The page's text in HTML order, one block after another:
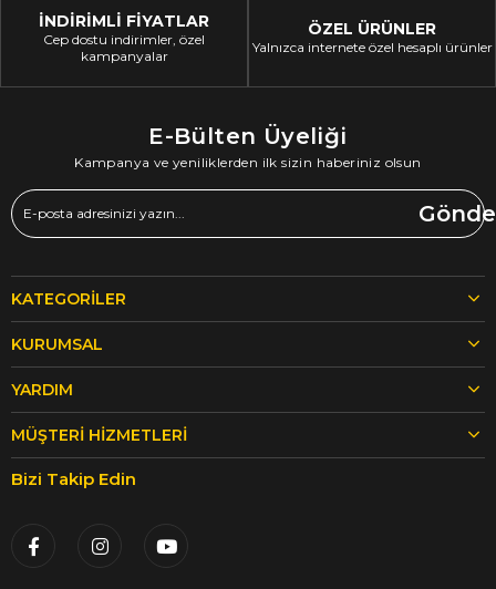
İNDİRİMLİ FİYATLAR
Cep dostu indirimler, özel
kampanyalar
ÖZEL ÜRÜNLER
Yalnızca internete özel hesaplı ürünler
E-Bülten Üyeliği
Kampanya ve yeniliklerden ilk sizin haberiniz olsun
KATEGORILER
KURUMSAL
YARDIM
MÜŞTERI HIZMETLERI
Bizi Takip Edin